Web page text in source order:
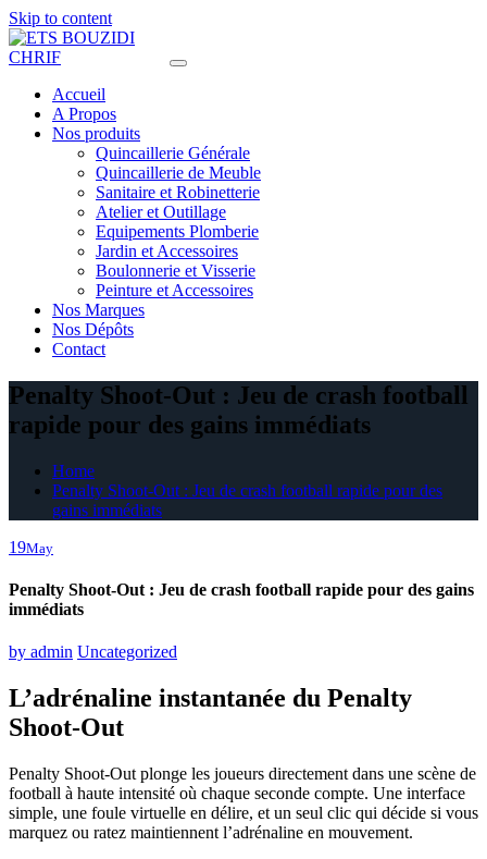
Skip to content
Accueil
A Propos
Nos produits
Quincaillerie Générale
Quincaillerie de Meuble
Sanitaire et Robinetterie
Atelier et Outillage
Equipements Plomberie
Jardin et Accessoires
Boulonnerie et Visserie
Peinture et Accessoires
Nos Marques
Nos Dépôts
Contact
Penalty Shoot‑Out : Jeu de crash football
rapide pour des gains immédiats
Home
Penalty Shoot‑Out : Jeu de crash football rapide pour des
gains immédiats
19May
Penalty Shoot‑Out : Jeu de crash football rapide pour des gains
immédiats
by admin Uncategorized
L’adrénaline instantanée du Penalty
Shoot‑Out
Penalty Shoot‑Out plonge les joueurs directement dans une scène de
football à haute intensité où chaque seconde compte. Une interface
simple, une foule virtuelle en délire, et un seul clic qui décide si vous
marquez ou ratez maintiennent l’adrénaline en mouvement.